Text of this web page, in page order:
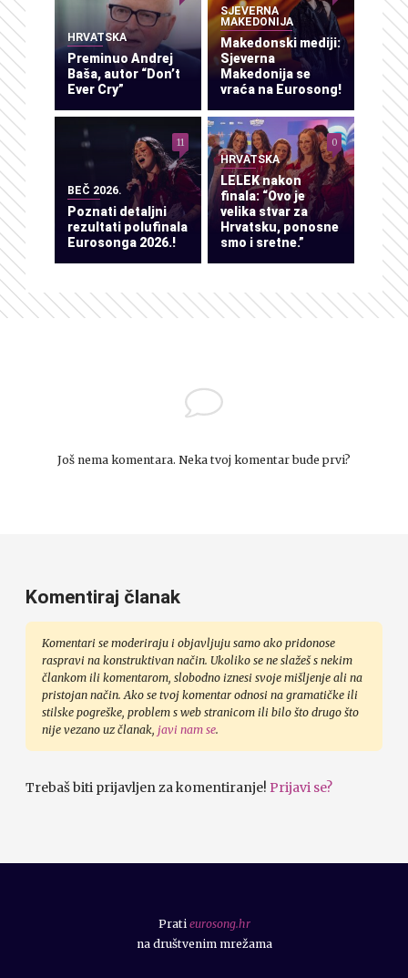
HRVATSKA
Preminuo Andrej
Baša, autor “Don’t
Ever Cry”
SJEVERNA
MAKEDONIJA
Makedonski mediji:
Sjeverna
Makedonija se
vraća na Eurosong!
BEČ 2026.
Poznati detaljni
rezultati polufinala
Eurosonga 2026.!
11
HRVATSKA
LELEK nakon
finala: “Ovo je
velika stvar za
Hrvatsku, ponosne
smo i sretne.”
0
Još nema komentara. Neka tvoj komentar bude prvi?
Komentiraj članak
Komentari se moderiraju i objavljuju samo ako pridonose
raspravi na konstruktivan način. Ukoliko se ne slažeš s nekim
člankom ili komentarom, slobodno iznesi svoje mišljenje ali na
pristojan način. Ako se tvoj komentar odnosi na gramatičke ili
stilske pogreške, problem s web stranicom ili bilo što drugo što
nije vezano uz članak, javi nam se.
Trebaš biti prijavljen za komentiranje! Prijavi se?
Prati eurosong.hr
na društvenim mrežama